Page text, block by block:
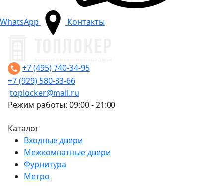
WhatsApp Контакты
+7 (495) 740-34-95
+7 (929) 580-33-66
toplocker@mail.ru
Режим работы: 09:00 - 21:00
Каталог
Входные двери
Межкомнатные двери
Фурнитура
Метро